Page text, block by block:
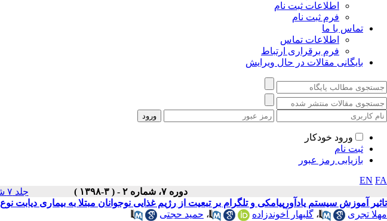
اطلاعات ثبت نام
فرم ثبت نام
تماس با ما
اطلاعات تماس
فرم برقراری ارتباط
بایگانی مقالات در حال ویرایش
ورود خودکار
ثبت نام
بازیابی رمز عبور
EN FA
دوره ۷، شماره ۲ - ( ۳-۱۳۹۸ )
جلد ۷ شماره ۲ صفحات ۷۷۴-۷۶۴
تاثیر آموزش سیستم یادآورپیامکی و تلگرام بر تبعیت از رژیم غذایی نوجوانان مبتلا به بیماری دیابت نوع 1 شهرستان گرگان در سال 1397
مهلا تجری
، گلبهار آخوندزاده ، حمید حجتی